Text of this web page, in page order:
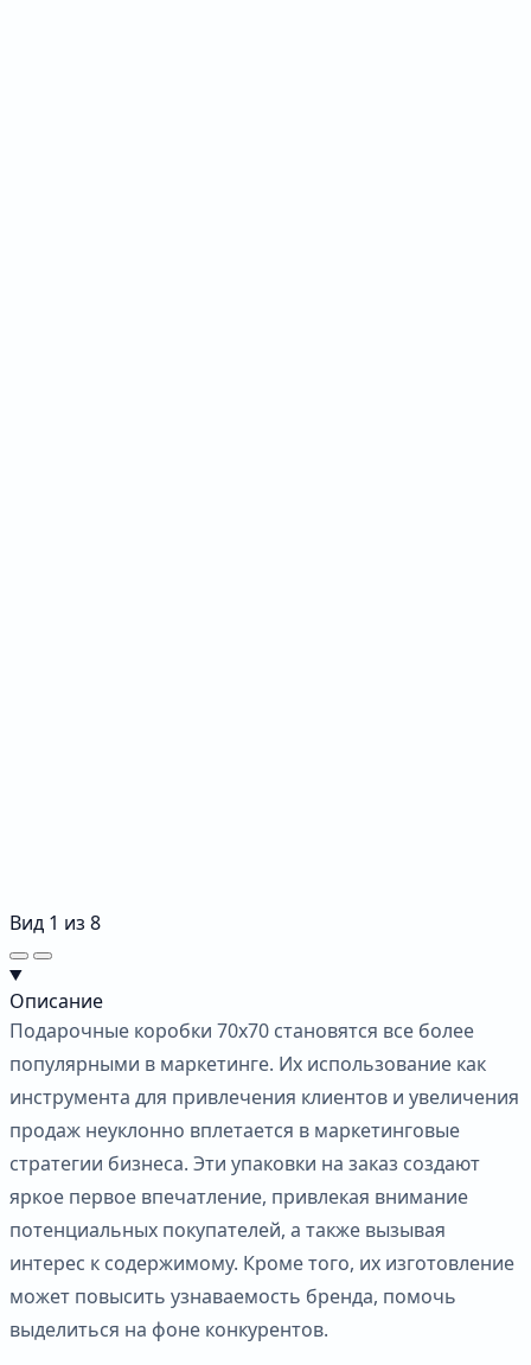
Вид 1 из 8
Описание
Подарочные коробки 70х70 становятся все более
популярными в маркетинге. Их использование как
инструмента для привлечения клиентов и увеличения
продаж неуклонно вплетается в маркетинговые
стратегии бизнеса. Эти упаковки на заказ создают
яркое первое впечатление, привлекая внимание
потенциальных покупателей, а также вызывая
интерес к содержимому. Кроме того, их изготовление
может повысить узнаваемость бренда, помочь
выделиться на фоне конкурентов.